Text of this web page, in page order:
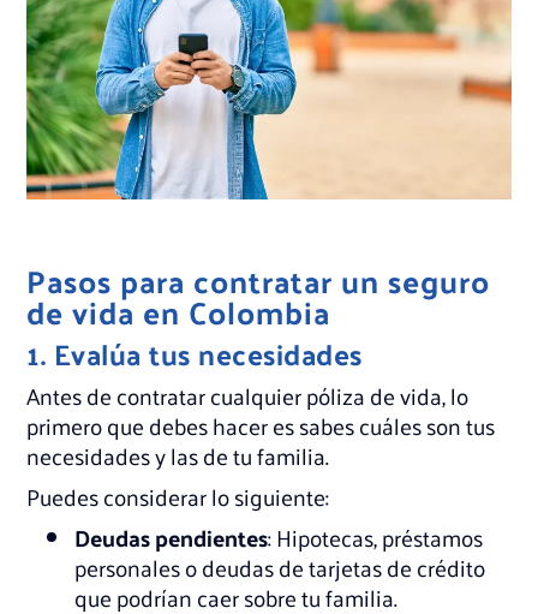
Pasos para contratar un seguro
de vida en Colombia
1. Evalúa tus necesidades
Antes de contratar cualquier póliza de vida, lo
primero que debes hacer es sabes cuáles son tus
necesidades y las de tu familia.
Puedes considerar lo siguiente:
Deudas pendientes: Hipotecas, préstamos
personales o deudas de tarjetas de crédito
que podrían caer sobre tu familia.